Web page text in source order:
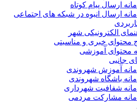
ارسال پیام کوتاه
ارسال انبوه در شبکه های اجتماعی
الکترونیکی شهر
محتوای خبری و مناسبتی
محتوای آموزشی
جانبی
آموزش شهروندی
باشگاه شهروندی
شفافیت شهرداری
مشارکت مردمی